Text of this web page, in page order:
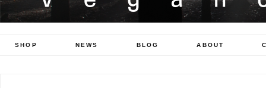
SHOP NEWS BLOG ABOUT